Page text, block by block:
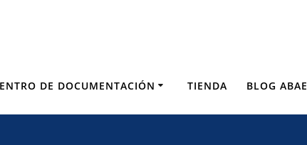
DE DOCUMENTACIÓN TIENDA BLOG ABAE